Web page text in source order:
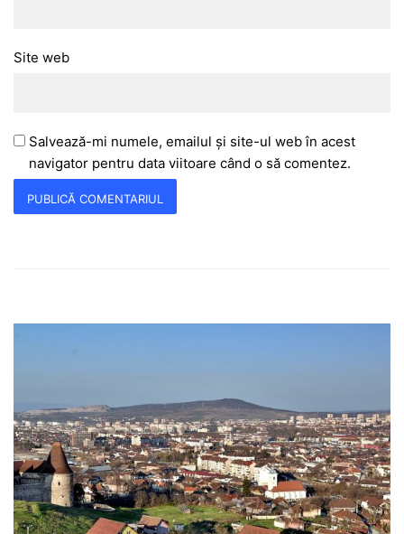
Site web
Salvează-mi numele, emailul și site-ul web în acest
navigator pentru data viitoare când o să comentez.